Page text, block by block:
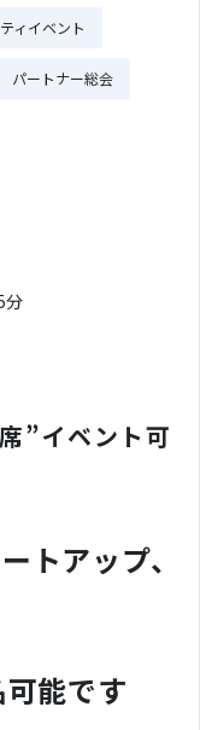
ィイベント
パートナー総会
分
”イベント可
トアップ、
能です